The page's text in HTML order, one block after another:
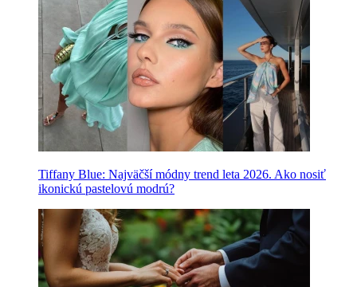
Tiffany Blue: Najväčší módny trend leta 2026. Ako nosiť
ikonickú pastelovú modrú?